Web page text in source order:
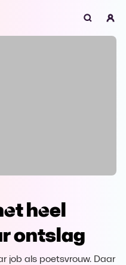
ondersteund
Download
Download
heel
ontslag
job als poetsvrouw. Daar